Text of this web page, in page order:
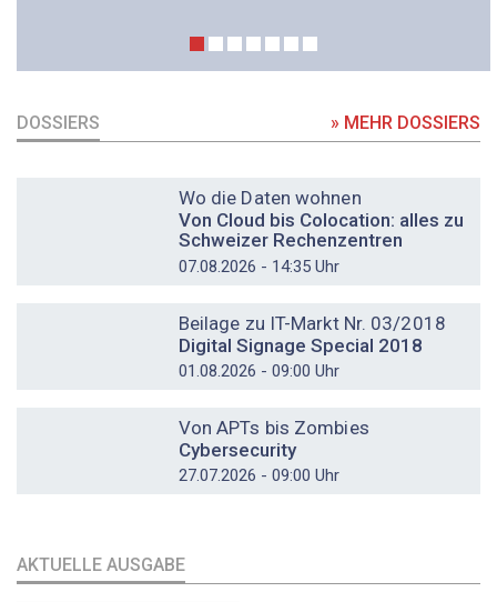
DOSSIERS » MEHR DOSSIERS
Wo die Daten wohnen
Von Cloud bis Colocation: alles zu
Schweizer Rechenzentren
07.08.2026 - 14:35 Uhr
Beilage zu IT-Markt Nr. 03/2018
Digital Signage Special 2018
01.08.2026 - 09:00 Uhr
Von APTs bis Zombies
Cybersecurity
27.07.2026 - 09:00 Uhr
AKTUELLE AUSGABE